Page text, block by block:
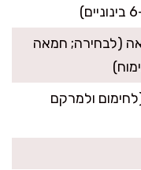
או 30 גרם חמאה (לבחירה; חמאה
(לחימום ולמרקם